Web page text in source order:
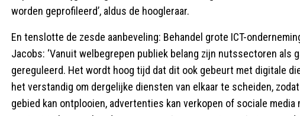
worden geprofileerd’, aldus de hoogleraar.
En tenslotte de zesde aanbeveling: Behandel grote ICT-
Jacobs: ‘Vanuit welbegrepen publiek belang zijn nutssectoren als
gereguleerd. Het wordt hoog tijd dat dit ook gebeurt met digitale
het verstandig om dergelijke diensten van elkaar te scheiden,
gebied kan ontplooien, advertenties kan verkopen of sociale